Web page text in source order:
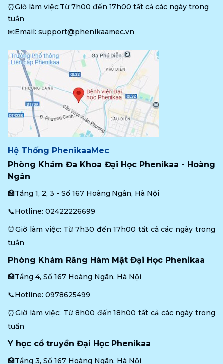
⏰Giờ làm việc:Từ 7h00 đến 17h00 tất cả các ngày trong
tuần
📧Email: support@phenikaamec.vn
Hệ Thống PhenikaaMec
Phòng Khám Đa Khoa Đại Học Phenikaa - Hoàng
Ngân
🏥Tầng 1, 2, 3 - Số 167 Hoàng Ngân, Hà Nội
📞Hotline: 02422226699
⏰Giờ làm việc: Từ 7h30 đến 17h00 tất cả các ngày trong
tuần
Phòng Khám Răng Hàm Mặt Đại Học Phenikaa
🏥Tầng 4, Số 167 Hoàng Ngân, Hà Nội
📞Hotline: 0978625499
⏰Giờ làm việc: Từ 8h00 đến 18h00 tất cả các ngày trong
tuần
Y học cổ truyền Đại Học Phenikaa
🏥Tầng 3, Số 167 Hoàng Ngân, Hà Nội